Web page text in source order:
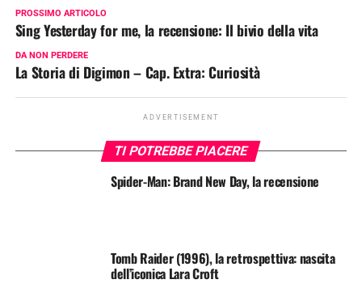
PROSSIMO ARTICOLO
Sing Yesterday for me, la recensione: Il bivio della vita
DA NON PERDERE
La Storia di Digimon – Cap. Extra: Curiosità
ADVERTISEMENT
TI POTREBBE PIACERE
Spider-Man: Brand New Day, la recensione
Tomb Raider (1996), la retrospettiva: nascita
dell’iconica Lara Croft